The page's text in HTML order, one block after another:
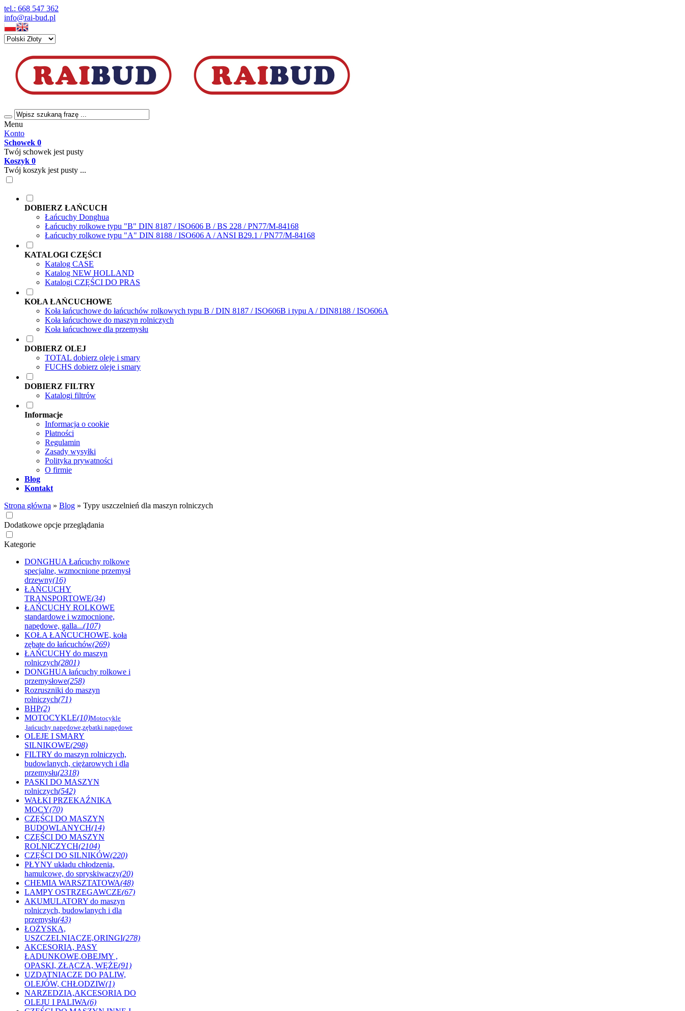
tel.: 668 547 362
info@rai-bud.pl
Menu
Konto
Schowek 0
Twój schowek jest pusty
Koszyk 0
Twój koszyk jest pusty ...
DOBIERZ ŁAŃCUCH
Łańcuchy Donghua
Łańcuchy rolkowe typu "B" DIN 8187 / ISO606 B / BS 228 / PN77/M-84168
Łańcuchy rolkowe typu "A" DIN 8188 / ISO606 A / ANSI B29.1 / PN77/M-84168
KATALOGI CZĘŚCI
Katalog CASE
Katalog NEW HOLLAND
Katalogi CZĘŚCI DO PRAS
KOŁA ŁAŃCUCHOWE
Koła łańcuchowe do łańcuchów rolkowych typu B / DIN 8187 / ISO606B i typu A / DIN8188 / ISO606A
Koła łańcuchowe do maszyn rolniczych
Koła łańcuchowe dla przemysłu
DOBIERZ OLEJ
TOTAL dobierz oleje i smary
FUCHS dobierz oleje i smary
DOBIERZ FILTRY
Katalogi filtrów
Informacje
Informacja o cookie
Płatności
Regulamin
Zasady wysyłki
Polityka prywatności
O firmie
Blog
Kontakt
Strona główna » Blog » Typy uszczelnień dla maszyn rolniczych
Dodatkowe opcje przeglądania
Kategorie
DONGHUA Łańcuchy rolkowe
specjalne, wzmocnione przemysł
drzewny(16)
ŁAŃCUCHY
TRANSPORTOWE(34)
ŁAŃCUCHY ROLKOWE
standardowe i wzmocnione,
napędowe, galla...(107)
KOŁA ŁAŃCUCHOWE, koła
zębate do łańcuchów(269)
ŁAŃCUCHY do maszyn
rolniczych(2801)
DONGHUA łańcuchy rolkowe i
przemysłowe(258)
Rozruszniki do maszyn
rolniczych(71)
BHP(2)
MOTOCYKLE(10)Motocykle
,łańcuchy napędowe,zębatki napędowe
OLEJE I SMARY
SILNIKOWE(298)
FILTRY do maszyn rolniczych,
budowlanych, ciężarowych i dla
przemysłu(2318)
PASKI DO MASZYN
rolniczych(542)
WAŁKI PRZEKAŹNIKA
MOCY(70)
CZĘŚCI DO MASZYN
BUDOWLANYCH(14)
CZĘŚCI DO MASZYN
ROLNICZYCH(2104)
CZĘŚCI DO SILNIKÓW(220)
PŁYNY układu chłodzenia,
hamulcowe, do spryskiwaczy(20)
CHEMIA WARSZTATOWA(48)
LAMPY OSTRZEGAWCZE(67)
AKUMULATORY do maszyn
rolniczych, budowlanych i dla
przemysłu(43)
ŁOŻYSKA,
USZCZELNIACZE,ORINGI(278)
AKCESORIA, PASY
ŁADUNKOWE,OBEJMY ,
OPASKI, ZŁĄCZA, WĘŻE(91)
UZDATNIACZE DO PALIW,
OLEJÓW, CHŁODZIW(1)
NARZEDZIA,AKCESORIA DO
OLEJU I PALIWA(6)